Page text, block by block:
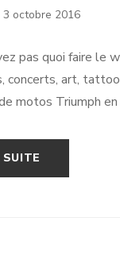
3 octobre 2016
pas quoi faire le
concerts, art,
motos Triumph